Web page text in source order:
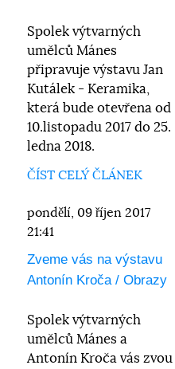
Spolek výtvarných
umělců Mánes
připravuje výstavu Jan
Kutálek - Keramika,
která bude otevřena od
10.listopadu 2017 do 25.
ledna 2018.
ČÍST CELÝ ČLÁNEK
pondělí, 09 říjen 2017
21:41
Zveme vás na výstavu
Antonín Kroča / Obrazy
Spolek výtvarných
umělců Mánes a
Antonín Kroča vás zvou